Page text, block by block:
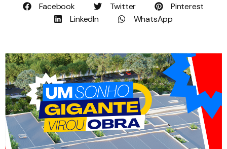
Facebook Twitter
Pinterest
LinkedIn
WhatsApp